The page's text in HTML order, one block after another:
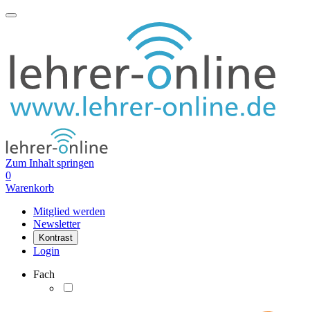
Zum Inhalt springen
0
Warenkorb
Mitglied werden
Newsletter
Kontrast
Login
Fach